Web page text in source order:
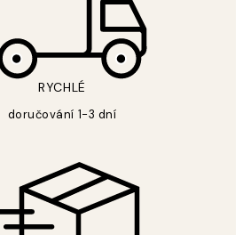
RYCHLÉ
doručování 1-3 dní